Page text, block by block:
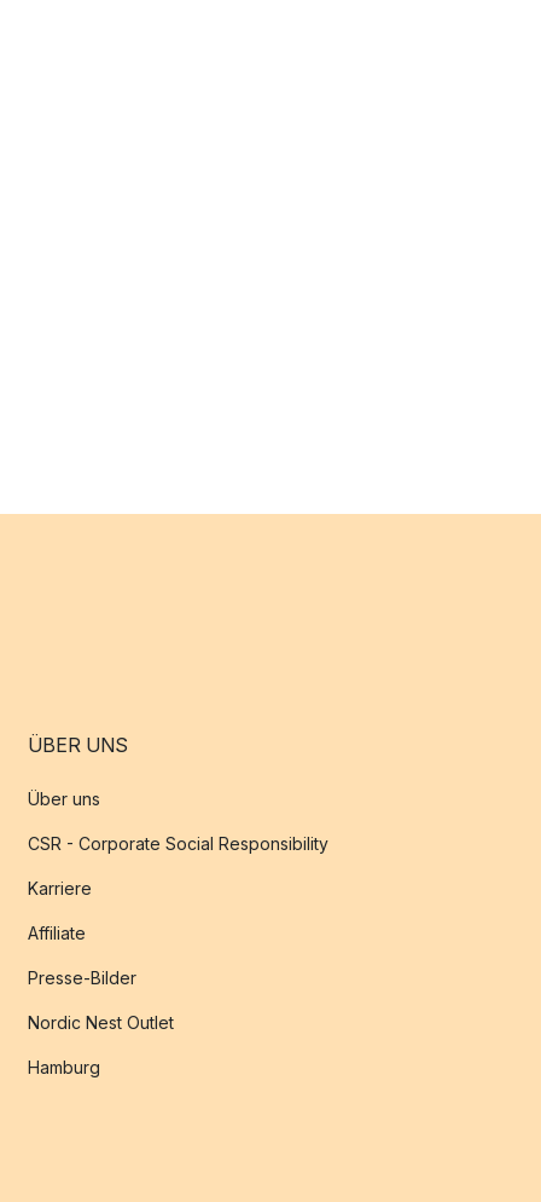
ÜBER UNS
Über uns
CSR - Corporate Social Responsibility
Karriere
Affiliate
Presse-Bilder
Nordic Nest Outlet
Hamburg